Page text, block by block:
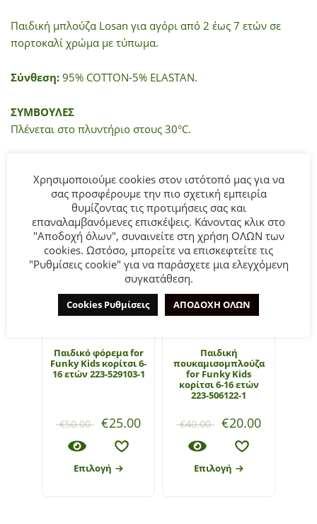
Παιδική μπλούζα Losan για αγόρι από 2 έως 7 ετών σε
πορτοκαλί χρώμα με τύπωμα.
Σύνθεση: 95% COTTON-5% ELASTAN.
ΣΥΜΒΟΥΛΕΣ
Πλένεται στο πλυντήριο στους 30°C.
ΜΠΟΡΕΊ ΕΠΊΣΗΣ ΝΑ ΣΑΣ ΑΡΈΣΕΙ…
- 50%
Παιδικό φόρεμα for
Funky Kids κορίτσι 6-
16 ετών 223-529103-1
€50.00 €25.00
Επιλογή
- 50%
Παιδική
πουκαμισομπλούζα
for Funky Kids
κορίτσι 6-16 ετών
223-506122-1
€40.00 €20.00
Επιλογή
Χρησιμοποιούμε cookies στον ιστότοπό μας για να
σας προσφέρουμε την πιο σχετική εμπειρία
θυμίζοντας τις προτιμήσεις σας και
επαναλαμβανόμενες επισκέψεις. Κάνοντας κλικ στο
"Αποδοχή όλων", συναινείτε στη χρήση ΟΛΩΝ των
cookies. Ωστόσο, μπορείτε να επισκεφτείτε τις
"Ρυθμίσεις cookie" για να παράσχετε μια ελεγχόμενη
συγκατάθεση.
Cookies Ρυθμίσεις ΑΠΟΔΟΧΗ ΟΛΩΝ